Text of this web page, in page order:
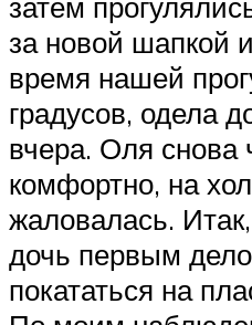
за новой шапкой
время нашей
градусов, одела
вчера. Оля снова
комфортно, на
жаловалась.
дочь первым
покататься на